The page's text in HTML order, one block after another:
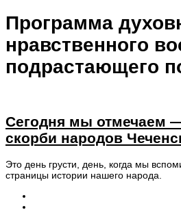
Программа
нравственного
подрастающего
Сегодня мы отмечаем
скорби народов
Это день грусти, день, когда мы
страницы истории нашего народа.